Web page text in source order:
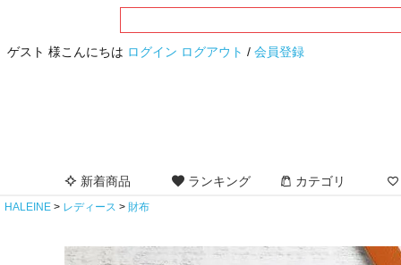
ゲスト 様こんにちは ログイン ログアウト / 会員登録
新着商品 ランキング カテゴリ
HALEINE レディース 財布